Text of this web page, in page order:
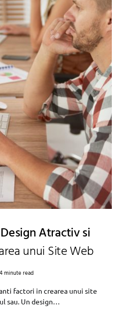
Atractiv si
unui Site Web
4 minute read
factori in crearea unui site
sau. Un design…